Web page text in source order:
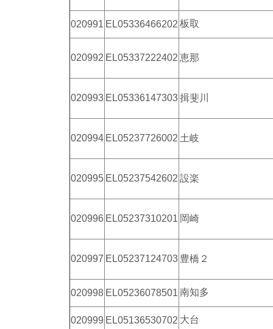
020991 EL05336466202 板取
020992 EL05337222402 恵那
020993 EL05336147303揖斐川
020994 EL05237726002 土岐
020995 EL05237542602 設楽
020996 EL05237310201 岡崎
020997 EL05237124703 豊橋２
020998 EL05236078501 南知多
020999 EL05136530702 大台